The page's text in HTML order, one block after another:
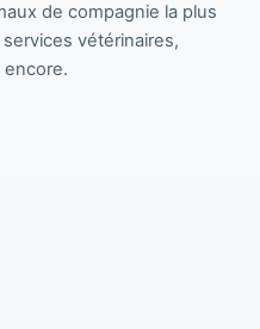
de compagnie la plus
vétérinaires,
encore.